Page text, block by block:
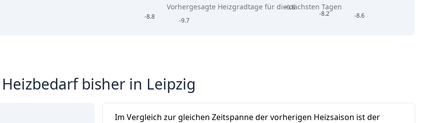
-8.8 -9.7
-6.8
-8.2 -8.6
Vorhergesagte Heizgradtage für die nächsten Tagen
Heizbedarf bisher in Leipzig
Im Vergleich zur gleichen Zeitspanne der vorherigen Heizsaison ist der